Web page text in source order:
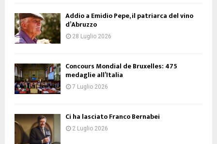
Addio a Emidio Pepe, il patriarca del vino
d’Abruzzo
28 Luglio 2026
Concours Mondial de Bruxelles: 475
medaglie all’Italia
7 Luglio 2026
Ci ha lasciato Franco Bernabei
2 Luglio 2026